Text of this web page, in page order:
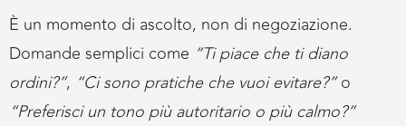
È un momento di ascolto, non di negoziazione.
Domande semplici come “Ti piace che ti diano
ordini?”, “Ci sono pratiche che vuoi evitare?”o
“Preferisci un tono più autoritario o più calmo?”